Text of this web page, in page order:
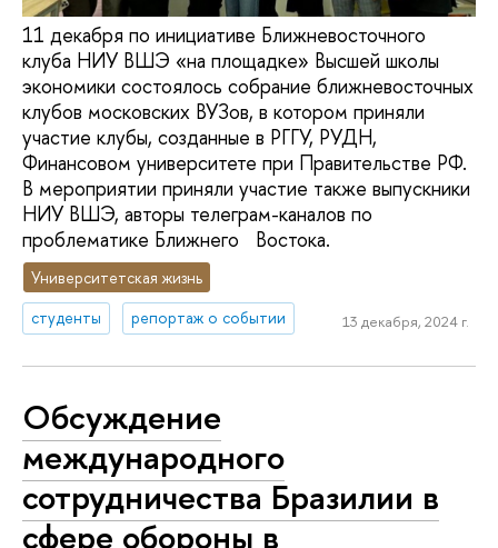
11 декабря по инициативе Ближневосточного
клуба НИУ ВШЭ «на площадке» Высшей школы
экономики состоялось собрание ближневосточных
клубов московских ВУЗов, в котором приняли
участие клубы, созданные в РГГУ, РУДН,
Финансовом университете при Правительстве РФ.
В мероприятии приняли участие также выпускники
НИУ ВШЭ, авторы телеграм-каналов по
проблематике Ближнего Востока.
Университетская жизнь
студенты
репортаж о событии 13 декабря, 2024 г.
Обсуждение
международного
сотрудничества Бразилии в
сфере обороны в